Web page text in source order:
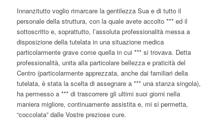
Innanzitutto voglio rimarcare la gentilezza Sua e di tutto il
personale della struttura, con la quale avete accolto *** ed il
sottoscritto e, soprattutto, l’assoluta professionalità messa a
disposizione della tutelata in una situazione medica
particolarmente grave come quella in cui *** si trovava. Detta
professionalità, unita alla particolare bellezza e praticità del
Centro (particolarmente apprezzata, anche dai familiari della
tutelata, è stata la scelta di assegnare a *** una stanza singola),
ha permesso a *** di trascorrere gli ultimi suoi giorni nella
maniera migliore, continuamente assistita e, mi si permetta,
“coccolata” dalle Vostre preziose cure.